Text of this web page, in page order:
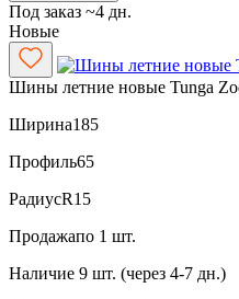
Под заказ ~4 дн.
Новые
Шины летние новые Tunga
Ширина185
Профиль65
РадиусR15
Продажапо 1 шт.
Наличие 9 шт. (через 4-7 дн.)